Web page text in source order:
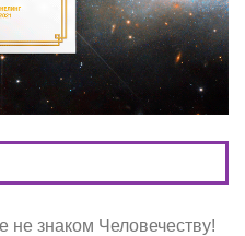
не знаком Человечеству!